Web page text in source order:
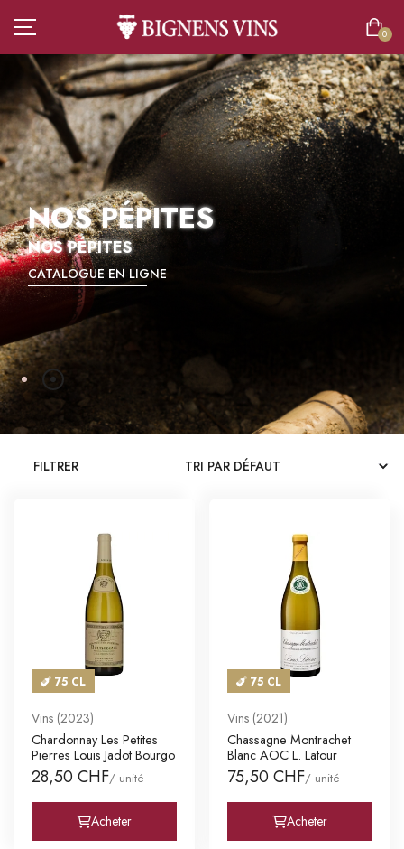
0
ACCUEIL
TOUT L’ASSORTIMENT
VINS
CHAMPAGNES
SPIRITUEUX
BIÈRES
BOISSONS SANS ALCOOL
CATALOGUES
MAGASINS
SE CONNECTER
NOS PÉPITES
NOS PÉPITES
CATALOGUE EN LIGNE
FILTRER
75 CL
Vins (2023)
Chardonnay Les Petites
Pierres Louis Jadot Bourgo
28,50 CHF/ unité
Acheter
75 CL
Vins (2021)
Chassagne Montrachet
Blanc AOC L. Latour
75,50 CHF/ unité
Acheter